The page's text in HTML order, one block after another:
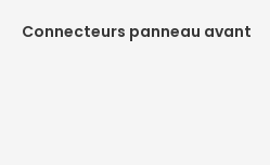
Connecteurs panneau avant